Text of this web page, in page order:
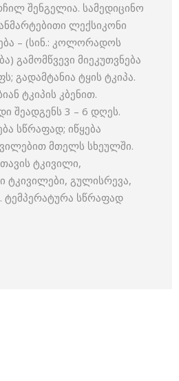
შენგელია. სამედიცინო
ლექსიკონი
– (სინ.: კოლორადოს
გამომწვევი მიეკუთვნება
გადამტანია ტყის ტკიპა.
ტკიპის კბენით.
შეადგენს 3 – 6 დღეს.
სწრაფად; იწყება
მთელს სხეულში.
ტკივილი,
გულისრევა,
ტემპერატურა სწრაფად